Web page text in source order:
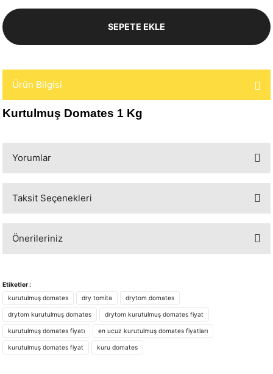
SEPETE EKLE
Ürün Bilgisi
Kurtulmuş Domates 1 Kg
Yorumlar
Taksit Seçenekleri
Önerileriniz
iletebilirsiniz.
Görüş ve önerileriniz için teşekkür ederiz.
Ürün resmi kalitesiz, bozuk veya görüntülenemiyor.
Ürün açıklamasında eksik bilgiler bulunuyor.
Etiketler :
kurutulmuş domates
dry tomita drytom domates
drytom kurutulmuş domates drytom kurutulmuş domates fiyat
kurutulmuş domates fiyatı en ucuz kurutulmuş domates fiyatları
kurutulmuş domates fiyat kuru domates